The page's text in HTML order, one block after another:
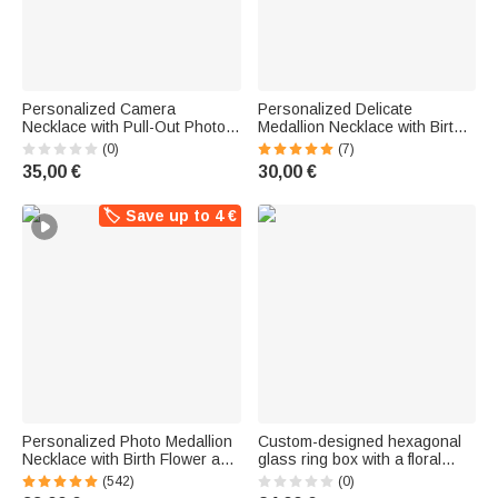
Personalized Camera
Necklace with Pull-Out Photo
and Birthstone | Delicate
Jewelry | Anniversary and
Birthday Gift for Female
(0)
35,00 €
Personalized Delicate
Medallion Necklace with Birth
Flower | With Photo and Text
Engraving | Birthday,
Anniversary, Mother's Day Gift
(7)
30,00 €
🏷️ Save up to 4 €
Personalized Photo Medallion
Necklace with Birth Flower and
Engraved Text—Birthday or
Anniversary Gift for Women
(542)
Custom-designed hexagonal
glass ring box with a floral
crest, initials, and moss
decoration—a gift for
(0)